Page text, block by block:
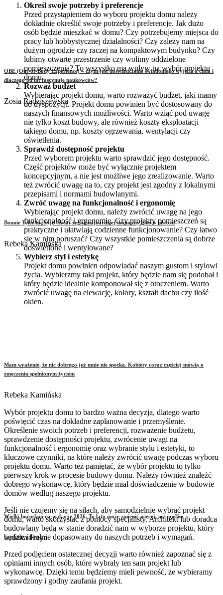
OBE (Out-of-Body Experience) – czym jest doświadczenie świadomego wyjścia z ciała i
dlaczego od lat fascynuje naukowców?
Zosia Radziszewska
Bonnie Tyler nie żyje. Świat żegna najbardziej ikoniczny głos w historii
Rebeka Kamińska
Mam wrażenie, że nic dobrego już mnie nie spotka. Kobiety coraz częściej mówią o
zmęczeniu spełnionym życiem
Rebeka Kamińska
Wielki horoskop na wakacje 2026. To lato może zmienić więcej, niż myślisz
wróżka Freya
Określ swoje potrzeby i preferencje
Przed przystąpieniem do wyboru projektu domu należy
dokładnie określić swoje potrzeby i preferencje. Jak dużo
osób będzie mieszkać w domu? Czy potrzebujemy miejsca do
pracy lub hobbystycznej działalności? Czy zależy nam na
dużym ogrodzie czy raczej na kompaktowym budynku? Czy
lubimy otwarte przestrzenie czy wolimy oddzielone
pomieszczenia? To wszystko ma wpływ na wybór projektu
domu.
Rozważ budżet
Wybierając projekt domu, warto rozważyć budżet, jaki mamy
do dyspozycji. Projekt domu powinien być dostosowany do
naszych finansowych możliwości. Warto wziąć pod uwagę
nie tylko koszt budowy, ale również koszty eksploatacji
takiego domu, np. koszty ogrzewania, wentylacji czy
oświetlenia.
Sprawdź dostępność projektu
Przed wyborem projektu warto sprawdzić jego dostępność.
Część projektów może być wyłącznie projektem
koncepcyjnym, a nie jest możliwe jego zrealizowanie. Warto
też zwrócić uwagę na to, czy projekt jest zgodny z lokalnymi
przepisami i normami budowlanymi.
Zwróć uwagę na funkcjonalność i ergonomię
Wybierając projekt domu, należy zwrócić uwagę na jego
funkcjonalność i ergonomię. Czy projekty pomieszczeń są
praktyczne i ułatwiają codzienne funkcjonowanie? Czy łatwo
się w nim poruszać? Czy wszystkie pomieszczenia są dobrze
doświetlone i wentylowane?
Wybierz styl i estetykę
Projekt domu powinien odpowiadać naszym gustom i stylowi
życia. Wybierzmy taki projekt, który będzie nam się podobał i
który będzie idealnie komponował się z otoczeniem. Warto
zwrócić uwagę na elewację, kolory, kształt dachu czy ilość
okien.
Wybór projektu domu to bardzo ważna decyzja, dlatego warto
poświęcić czas na dokładne zaplanowanie i przemyślenie.
Określenie swoich potrzeb i preferencji, rozważenie budżetu,
sprawdzenie dostępności projektu, zwrócenie uwagi na
funkcjonalność i ergonomię oraz wybranie stylu i estetyki, to
kluczowe czynniki, na które należy zwrócić uwagę podczas wyboru
projektu domu. Warto też pamiętać, że wybór projektu to tylko
pierwszy krok w procesie budowy domu. Należy również znaleźć
dobrego wykonawcę, który będzie miał doświadczenie w budowie
domów według naszego projektu.
Jeśli nie czujemy się na siłach, aby samodzielnie wybrać projekt
domu, warto skorzystać z pomocy specjalisty. Architekt lub doradca
budowlany będą w stanie doradzić nam w wyborze projektu, który
będzie idealnie dopasowany do naszych potrzeb i wymagań.
Przed podjęciem ostatecznej decyzji warto również zapoznać się z
opiniami innych osób, które wybrały ten sam projekt lub
wykonawcę. Dzięki temu będziemy mieli pewność, że wybieramy
sprawdzony i godny zaufania projekt.